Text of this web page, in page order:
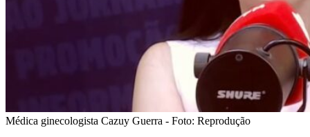
Médica ginecologista Cazuy Guerra - Foto: Reprodução